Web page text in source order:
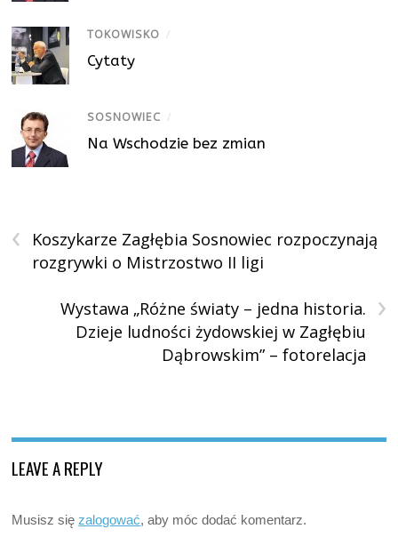
TOKOWISKO /
Cytaty
SOSNOWIEC /
Na Wschodzie bez zmian
‹
Koszykarze Zagłębia Sosnowiec rozpoczynają
rozgrywki o Mistrzostwo II ligi
›
Wystawa „Różne światy – jedna historia.
Dzieje ludności żydowskiej w Zagłębiu
Dąbrowskim” – fotorelacja
LEAVE A REPLY
Musisz sięzalogować, aby móc dodać komentarz.